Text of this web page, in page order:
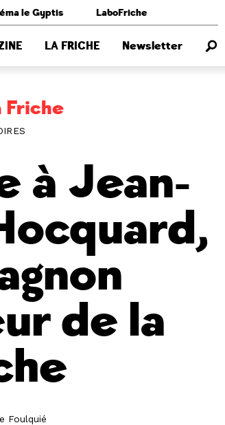
le Gyptis LaboFriche
LA FRICHE Newsletter
Friche
à Jean-
de la
Foulquié